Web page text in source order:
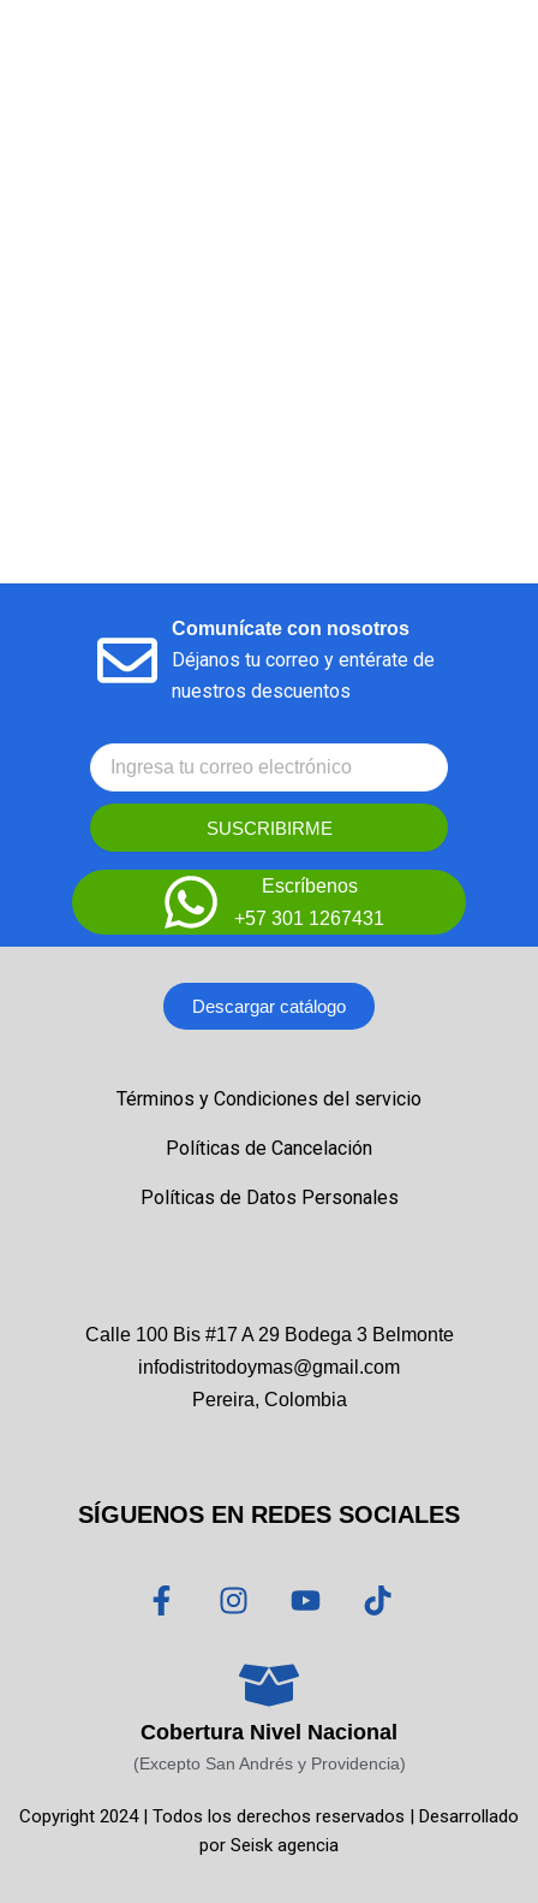
Comunícate con nosotros
Déjanos tu correo y entérate de
nuestros descuentos
SUSCRIBIRME
Escríbenos
+57 301 1267431
Descargar catálogo
Términos y Condiciones del servicio
Políticas de Cancelación
Políticas de Datos Personales
Calle 100 Bis #17 A 29 Bodega 3 Belmonte
infodistritodoymas@gmail.com
Pereira, Colombia
SÍGUENOS EN REDES SOCIALES
F
a
o
o
-
I
n
t
a
g
r
m
Y
o
b
e
T
i
k
Cobertura Nivel Nacional
(Excepto San Andrés y Providencia)
Copyright 2024 | Todos los derechos reservados | Desarrollado
por Seisk agencia